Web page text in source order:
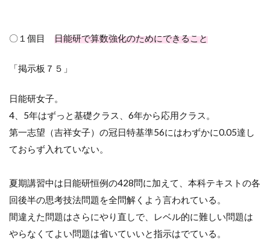
〇１個目 日能研で算数強化のためにできること
「掲示板７５」
日能研女子。
4
5年はずっと基礎クラス、 6年から応用クラス。
第一志望（吉祥女子）の冠日特基準56にはわずかに0.05達し
ておらず入れていない。
夏期講習中は日能研恒例の428問に加えて、本科テキストの各
回後半の思考技法問題を全問解くよう言われている。
間違えた問題はさらにやり直しで、レベル的に難しい問題は
やらなくてよい問題は省いていいと指示はでている。